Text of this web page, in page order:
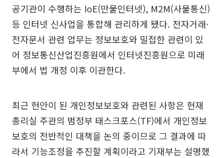
공기관이 수행하는 IoE(만물인터넷), M2M(사물통신)
등 인터넷 신사업을 통합해 관리하게 됐다. 전자거래·
전자문서 관련 업무는 정보보호와 밀접한 관련이 있
어 정보통신산업진흥원에서 인터넷진흥원으로 미래
부에서 법 개정 이후 이관한다.
최근 현안이 된 개인정보보호와 관련된 사항은 현재
총리실 주관의 범정부 태스크포스(TF)에서 개인정보
보호의 전반적인 대책을 논의 중이므로 그 결과에 따
라서 기능조정을 추진할 계획이라고 기재부는 설명했